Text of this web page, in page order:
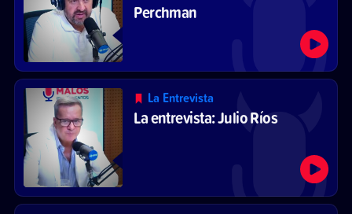
Perchman
La Entrevista
La entrevista: Julio Ríos